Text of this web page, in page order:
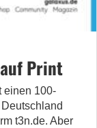
Print
einen 100-
t3n.de. Aber